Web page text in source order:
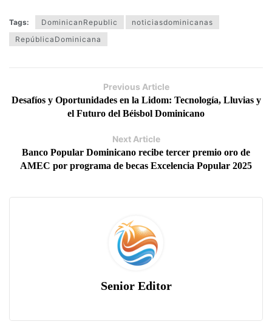
Tags: DominicanRepublic
noticiasdominicanas
RepúblicaDominicana
Previous Article
Desafíos y Oportunidades en la Lidom: Tecnología, Lluvias y
el Futuro del Béisbol Dominicano
Next Article
Banco Popular Dominicano recibe tercer premio oro de
AMEC por programa de becas Excelencia Popular 2025
Senior Editor